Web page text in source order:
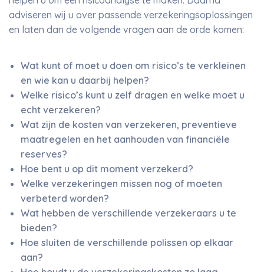
adviseren wij u over passende verzekeringsoplossingen
en laten dan de volgende vragen aan de orde komen:
Wat kunt of moet u doen om risico’s te verkleinen
en wie kan u daarbij helpen?
Welke risico’s kunt u zelf dragen en welke moet u
echt verzekeren?
Wat zijn de kosten van verzekeren, preventieve
maatregelen en het aanhouden van financiële
reserves?
Hoe bent u op dit moment verzekerd?
Welke verzekeringen missen nog of moeten
verbeterd worden?
Wat hebben de verschillende verzekeraars u te
bieden?
Hoe sluiten de verschillende polissen op elkaar
aan?